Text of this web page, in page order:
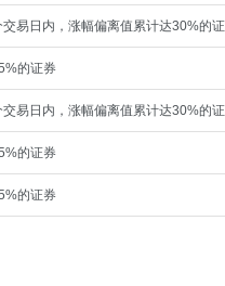
交易日内，涨幅偏离值累计达30%的
的证券
交易日内，涨幅偏离值累计达30%的
的证券
的证券